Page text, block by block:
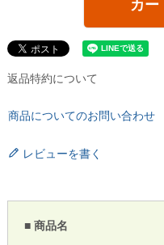
カー
返品特約について
商品についてのお問い合わせ
レビューを書く
■ 商品名